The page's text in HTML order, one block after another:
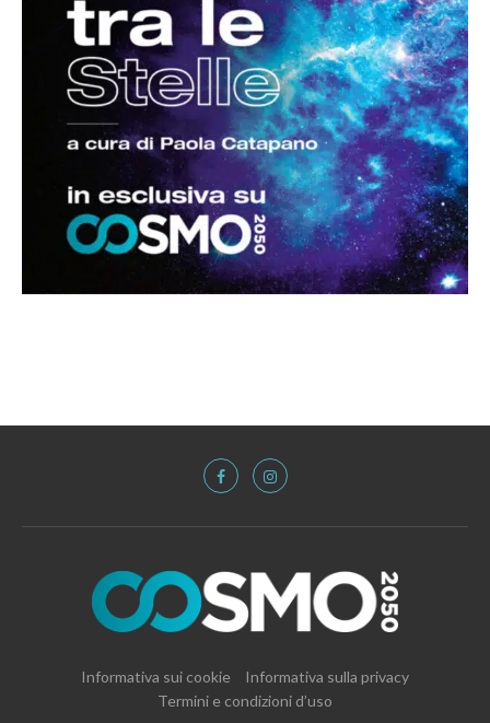
Informativa sui cookie
Informativa sulla privacy
Termini e condizioni d’uso